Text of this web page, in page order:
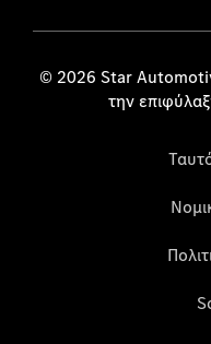
© 2026 Star
την